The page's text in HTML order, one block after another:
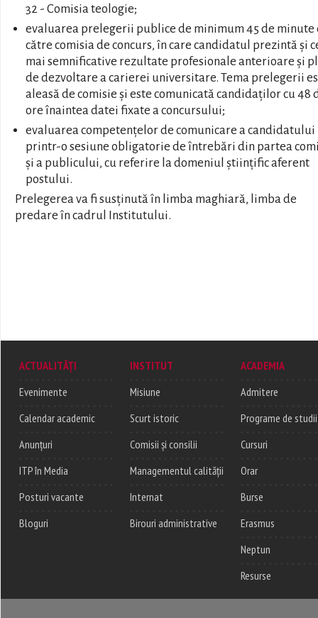
32 - Comisia teologie;
evaluarea prelegerii publice de minimum 45 de minute
către comisia de concurs, în care candidatul prezintă și
mai semnificative rezultate profesionale anterioare și
de dezvoltare a carierei universitare. Tema prelegerii
aleasă de comisie și este comunicată candidaților cu 48
ore înaintea datei fixate a concursului;
evaluarea competențelor de comunicare a candidatului
printr-o sesiune obligatorie de întrebări din partea
și a publicului, cu referire la domeniul științific aferent
postului.
Prelegerea va fi susținută în limba maghiară, limba de
predare în cadrul Institutului.
ACTUALITĂȚI
Evenimente
Calendar academic
Anunțuri
ITP în Media
Posturi vacante
Bloguri
INSTITUT
Misiune
Scurt istoric
Comisii și consilii
Managementul calității
Internat
Birouri administrative
ACADEMIA
Admitere
Programe de studii
Cursuri
Orar
Burse
Erasmus
Neptun
Resurse